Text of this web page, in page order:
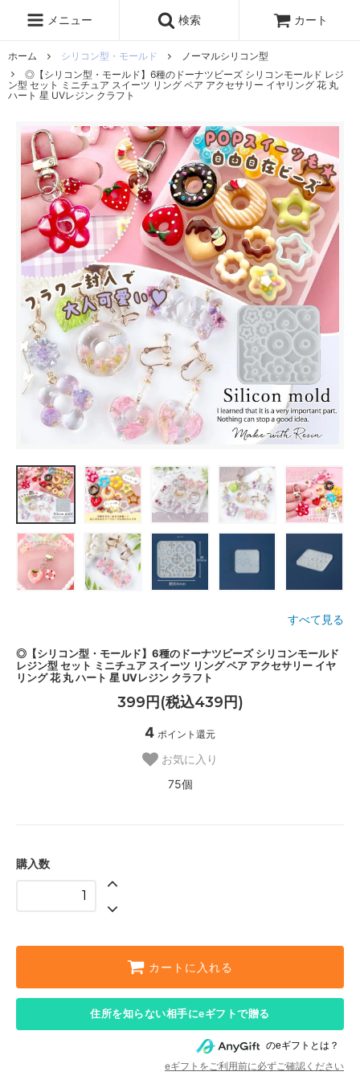
メニュー 検索 カート
ホーム シリコン型・モールド
ノーマルシリコン型
◎【シリコン型・モールド】6種のドーナツビーズ シリコンモールド レジ
ン型 セット ミニチュア スイーツ リング ペア アクセサリー イヤリング 花 丸
ハート 星 UVレジン クラフト
すべて見る
◎【シリコン型・モールド】6種のドーナツビーズ シリコンモールド
レジン型 セット ミニチュア スイーツ リング ペア アクセサリー イヤ
リング 花 丸 ハート 星 UVレジン クラフト
399円(税込439円)
4 ポイント還元
お気に入り
75個
購入数
カートに入れる
住所を知らない相手にeギフトで贈る
のeギフトとは？
eギフトをご利用前に必ずご確認ください